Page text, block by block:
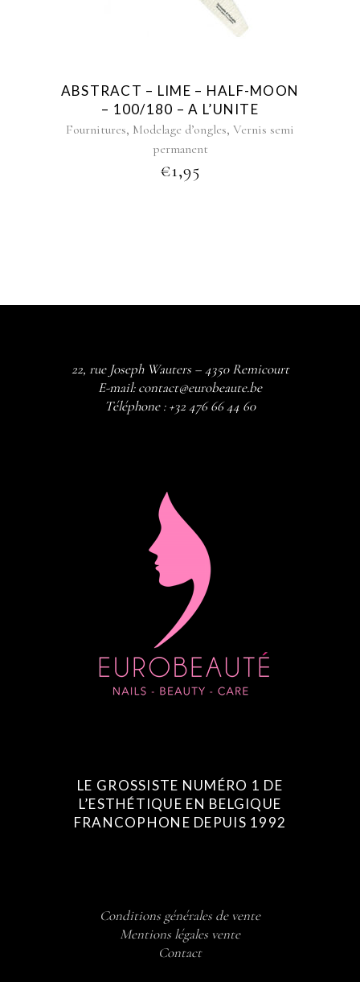
ABSTRACT – LIME – HALF-MOON
– 100/180 – A L’UNITE
Fournitures, Modelage d’ongles, Vernis semi
permanent
€1,95
22, rue Joseph Wauters – 4350 Remicourt
E-mail:contact@eurobeaute.be
Téléphone :+32 476 66 44 60
LE GROSSISTE NUMÉRO 1 DE
L’ESTHÉTIQUE EN BELGIQUE
FRANCOPHONE DEPUIS 1992
Conditions générales de vente
Mentions légales vente
Contact